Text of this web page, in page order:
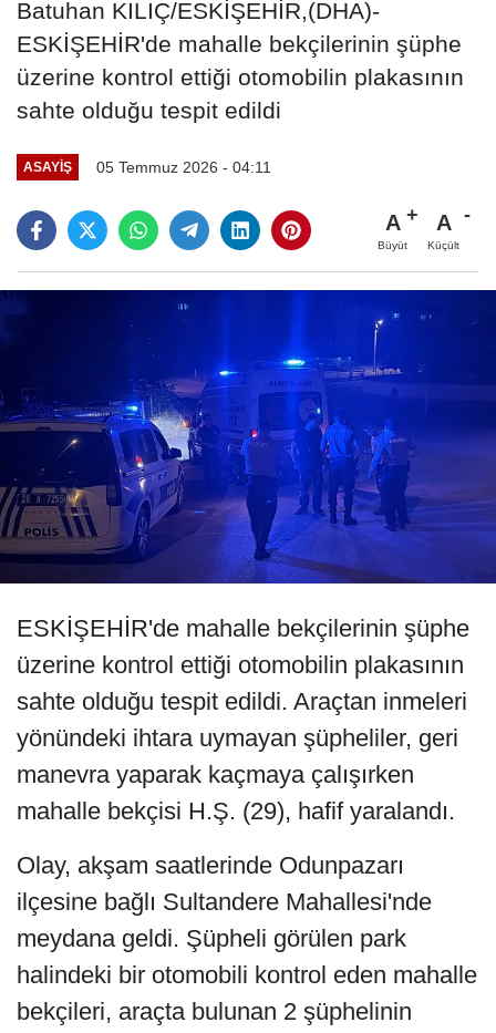
Batuhan KILIÇ/ESKİŞEHİR,(DHA)-
ESKİŞEHİR'de mahalle bekçilerinin şüphe
üzerine kontrol ettiği otomobilin plakasının
sahte olduğu tespit edildi
ASAYIŞ 05 Temmuz 2026 - 04:11
A
Büyüt
A
Küçült
ESKİŞEHİR'de mahalle bekçilerinin şüphe
üzerine kontrol ettiği otomobilin plakasının
sahte olduğu tespit edildi. Araçtan inmeleri
yönündeki ihtara uymayan şüpheliler, geri
manevra yaparak kaçmaya çalışırken
mahalle bekçisi H.Ş. (29), hafif yaralandı.
Olay, akşam saatlerinde Odunpazarı
ilçesine bağlı Sultandere Mahallesi'nde
meydana geldi. Şüpheli görülen park
halindeki bir otomobili kontrol eden mahalle
bekçileri, araçta bulunan 2 şüphelinin